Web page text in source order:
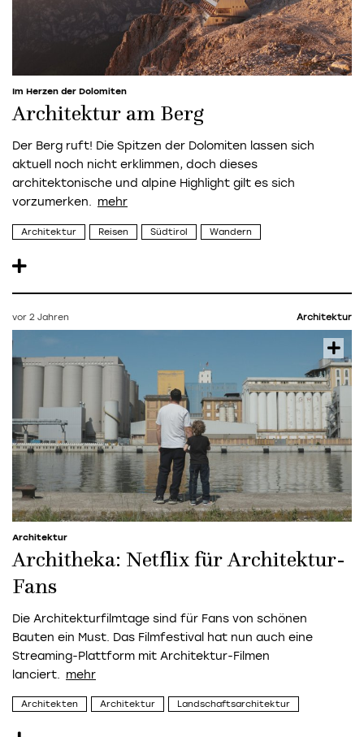
Im Herzen der Dolomiten
Architektur am Berg
Der Berg ruft! Die Spitzen der Dolomiten lassen sich
aktuell noch nicht erklimmen, doch dieses
architektonische und alpine Highlight gilt es sich
vorzumerken.
Architektur Reisen Südtirol Wandern
vor 2 Jahren Architektur
Architektur
Architheka: Netflix für Architektur-
Fans
Die Architekturfilmtage sind für Fans von schönen
Bauten ein Must. Das Filmfestival hat nun auch eine
Streaming-Plattform mit Architektur-Filmen
lanciert.
Architekten Architektur Landschaftsarchitektur